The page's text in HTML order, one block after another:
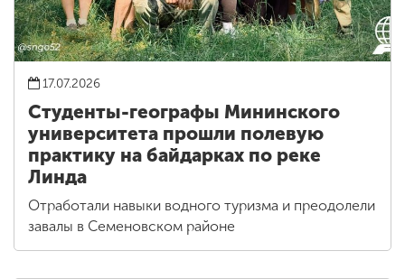
17.07.2026
Студенты-географы Мининского
университета прошли полевую
практику на байдарках по реке
Линда
Отработали навыки водного туризма и преодолели
завалы в Семеновском районе